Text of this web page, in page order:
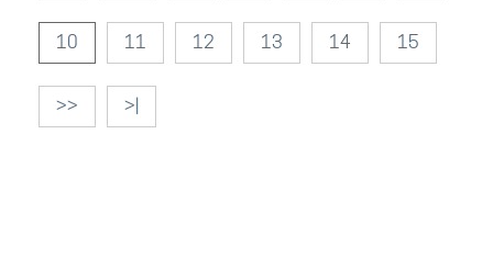
10 11 12 13 14 15
>> >|